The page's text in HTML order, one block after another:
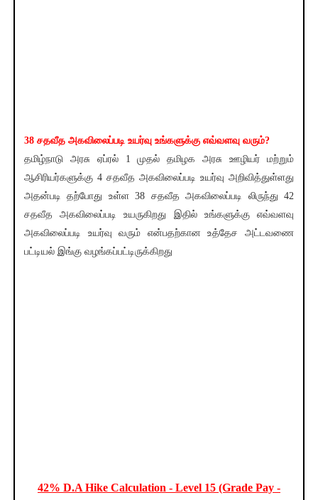
38 சதவீத அகவிலைப்படி உயர்வு உங்களுக்கு எவ்வளவு வரும்?
தமிழ்நாடு அரசு ஏப்ரல் 1 முதல் தமிழக அரசு ஊழியர் மற்றும்
ஆசிரியர்களுக்கு 4 சதவீத அகவிலைப்படி உயர்வு அறிவித்துள்ளது
அதன்படி தற்போது உள்ள 38 சதவீத அகவிலைப்படி லிருந்து 42
சதவீத அகவிலைப்படி உயருகிறது இதில் உங்களுக்கு எவ்வளவு
அகவிலைப்படி உயர்வு வரும் என்பதற்கான உத்தேச அட்டவணை
பட்டியல் இங்கு வழங்கப்பட்டிருக்கிறது
42% D.A Hike Calculation - Level 15 (Grade Pay -